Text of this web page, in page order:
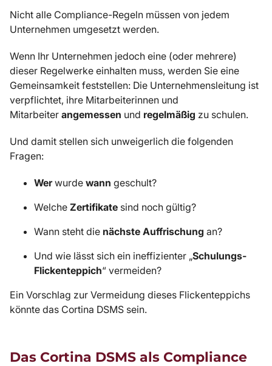
Nicht alle Compliance-Regeln müssen von jedem
Unternehmen umgesetzt werden.
Wenn Ihr Unternehmen jedoch eine (oder mehrere)
dieser Regelwerke einhalten muss, werden Sie eine
Gemeinsamkeit feststellen: Die Unternehmensleitung ist
verpflichtet, ihre Mitarbeiterinnen und
Mitarbeiter angemessen und regelmäßig zu schulen.
Und damit stellen sich unweigerlich die folgenden
Fragen:
Werwurde wann geschult?
Welche Zertifikate sind noch gültig?
Wann steht die nächste Auffrischung an?
Und wie lässt sich ein ineffizienter „Schulungs-
Flickenteppich“ vermeiden?
Ein Vorschlag zur Vermeidung dieses Flickenteppichs
könnte das Cortina DSMS sein.
Das Cortina DSMS als Compliance